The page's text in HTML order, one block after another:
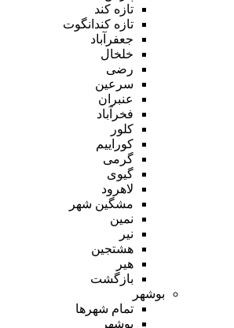
تازه کند
تازه کندانگوت
جعفرآباد
خلخال
رضی
سرعین
عنبران
فخرآباد
کلور
کوراییم
گرمی
گیوی
لاهرود
مشگین شهر
نمین
نیر
هشتجین
هیر
بازگشت
بوشهر
تمام شهر‌ها
بوشهر